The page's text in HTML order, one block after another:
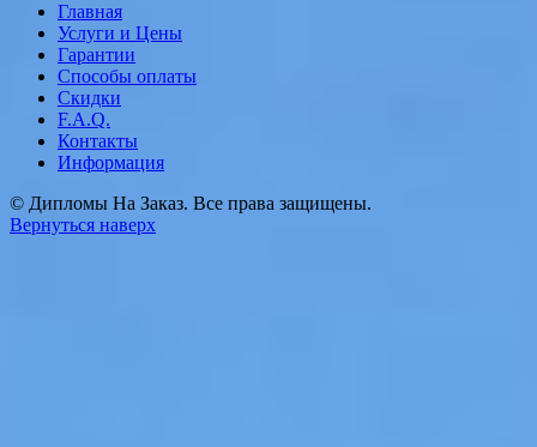
Главная
Услуги и Цены
Гарантии
Способы оплаты
Скидки
F.A.Q.
Контакты
Информация
© Дипломы На Заказ. Все права защищены.
Вернуться наверх